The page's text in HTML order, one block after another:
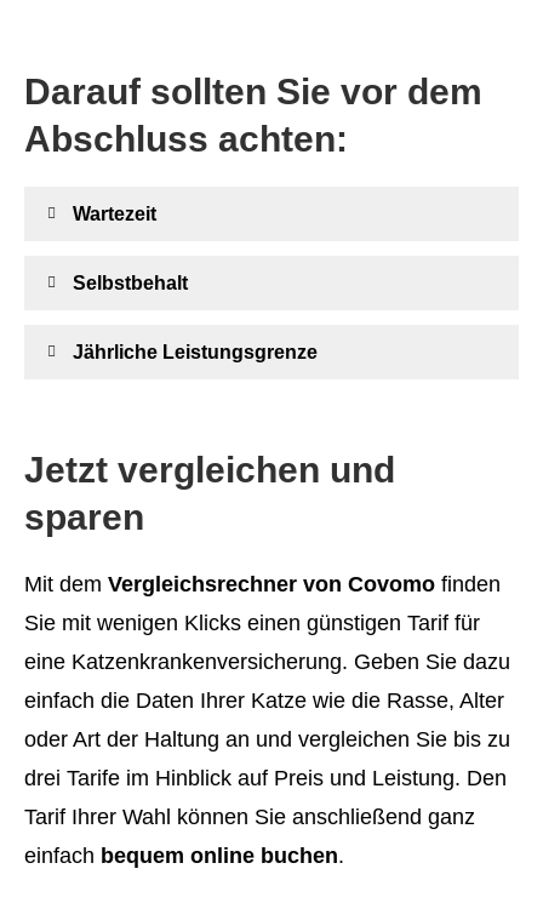
Darauf sollten Sie vor dem
Abschluss achten:
Wartezeit
Selbst­behalt
Jährliche Leistungsgrenze
Jetzt ver­gleichen und
sparen
Mit dem Vergleichsrechner von Covomo finden
Sie mit wenigen Klicks einen günstigen Tarif für
eine Katzenkrankenversicherung. Geben Sie dazu
einfach die Daten Ihrer Katze wie die Rasse, Alter
oder Art der Haltung an und ver­gleichen Sie bis zu
drei Tarife im Hinblick auf Preis und Leistung. Den
Tarif Ihrer Wahl können Sie anschließend ganz
einfach bequem online buchen.